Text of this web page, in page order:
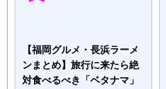
【福岡グルメ・長浜ラーメ
ンまとめ】旅行に来たら絶
対食べるべき「ベタナマ」